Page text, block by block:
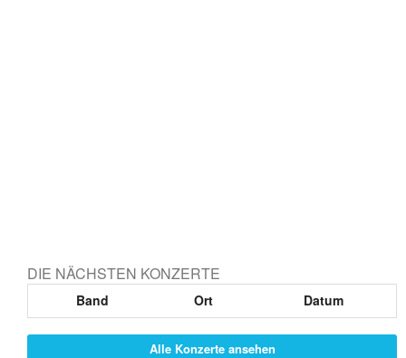
DIE NÄCHSTEN KONZERTE
Band Ort Datum
Alle Konzerte ansehen